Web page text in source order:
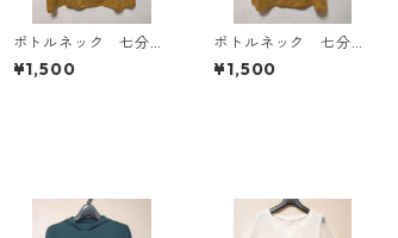
ボトルネック 七分袖
カットソー ４Ｌ マ
スタード KAE-4818
¥1,500
ボトルネック 七分袖
カットソー ４Ｌ マ
スタード KAE-4816
¥1,500